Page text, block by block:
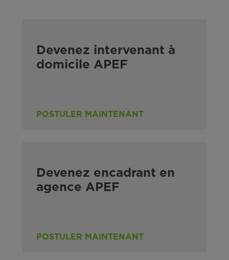
Devenez intervenant à
domicile APEF
POSTULER MAINTENANT
Devenez encadrant en
agence APEF
POSTULER MAINTENANT